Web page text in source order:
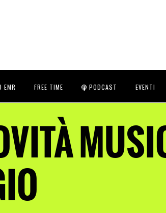
EMR FREE TIME PODCAST EVENTI